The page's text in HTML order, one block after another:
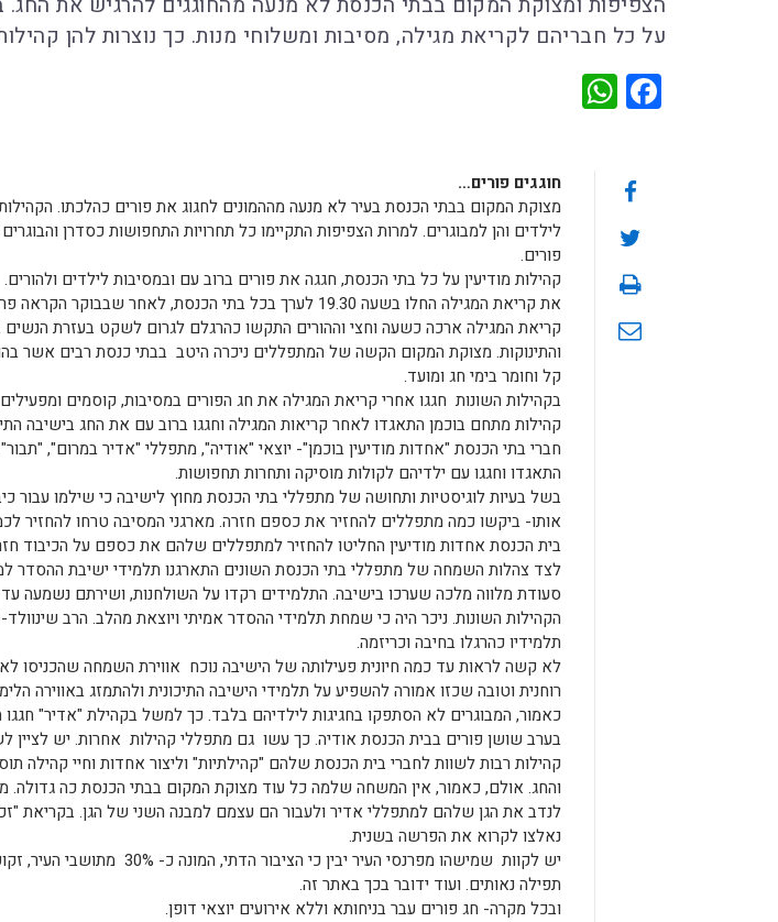
על כל חבריהם לקריאת מגילה, מסיבות ומשלוחי מנות. כך נוצרות להן
Facebook
חוגגים פורים…
מצוקת המקום בבתי הכנסת בעיר לא מנעה מההמונים לחגוג את פורים כהלכתו.
לילדים והן למבוגרים. למרות הצפיפות התקיימו כל תחרויות התחפושות כסדרן
פורים.
קהילות מודיעין על כל בתי הכנסת, חגגה את פורים ברוב עם ובמסיבות לילדים ולהורים.
את קריאת המגילה החלו בשעה 19.30 לערך בכל בתי הכנסת, לאחר
קריאת המגילה ארכה כשעה וחצי וההורים התקשו כהרגלם לגרום לשקט בעזרת
והתינוקות. מצוקת המקום הקשה של המתפללים ניכרה היטב בבתי כנסת רבים אשר
קל וחומר בימי חג ומועד.
בקהילות השונות חגגו אחרי קריאת המגילה את חג הפורים במסיבות, קוסמים
קהילות מתחם בוכמן התאגדו לאחר קריאות המגילה וחגגו ברוב עם את החג בישיבה
חברי בתי הכנסת "אחדות מודיעין בוכמן"- יוצאי "אודיה", מתפללי "אדיר במרום",
התאגדו וחגגו עם ילדיהם לקולות מוסיקה ותחרות תחפושות.
בשל בעיות לוגיסטיות ותחושה של מתפללי בתי הכנסת מחוץ לישיבה כי שילמו עבור
אותו- ביקשו כמה מתפללים להחזיר את כספם חזרה. מארגני המסיבה טרחו להחזיר
בית הכנסת אחדות מודיעין החליטו להחזיר למתפללים שלהם את כספם על הכיבוד
לצד צהלות השמחה של מתפללי בתי הכנסת השונים התארגנו תלמידי ישיבת ההסדר
סעודת מלווה מלכה שערכו בישיבה. התלמידים רקדו על השולחנות, ושירתם נשמעה
הקהילות השונות. ניכר היה כי שמחת תלמידי ההסדר אמיתי ויוצאת מהלב. הרב
תלמידיו כהרגלו בחיבה וכריזמה.
לא קשה לראות עד כמה חיונית פעילותה של הישיבה נוכח אווירת השמחה שהכניסו
רוחנית וטובה שכזו אמורה להשפיע על תלמידי הישיבה התיכונית ולהתמזג באווירה
כאמור, המבוגרים לא הסתפקו בחגיגות לילדיהם בלבד. כך למשל בקהילת "אדיר" חגגו
בערב שושן פורים בבית הכנסת אודיה. כך עשו גם מתפללי קהילות אחרות. יש לציין
קהילות רבות לשוות לחברי בית הכנסת שלהם "קהילתיות" וליצור אחדות וחיי קהילה
והחג. אולם, כאמור, אין המשחה שלמה כל עוד מצוקת המקום בבתי הכנסת כה גדולה.
לנדב את הגן שלהם למתפללי אדיר ולעבור הם עצמם למבנה השני של הגן. בקריאת
נאלצו לקרוא את הפרשה בשנית.
יש לקוות שמישהו מפרנסי העיר יבין כי
תפילה נאותים. ועוד ידובר בכך באתר זה.
ובכל מקרה- חג פורים עבר בניחותא וללא אירועים יוצאי דופן.